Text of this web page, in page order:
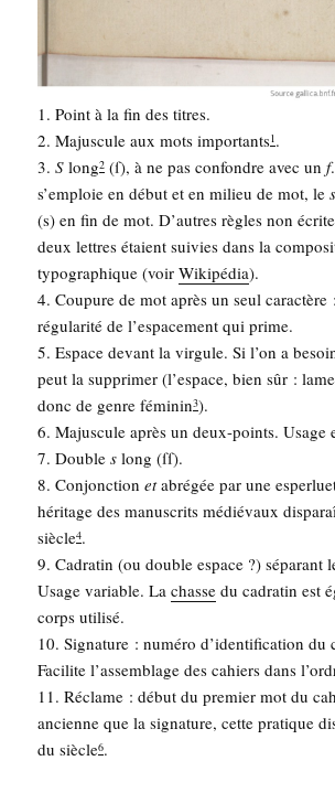
1. Point à la fin des titres.
2. Majus­cule aux mots impor­tants1.
3.S long2 (ſ), à ne pas confondre avec unf
s’emploie en début et en milieu de mot, les
(s) en fin de mot. D’autres règles non
deux lettres étaient sui­vies dans la
typo­gra­phique (voirWiki­pé­dia).
4. Cou­pure de mot après un seul carac­tère
régu­la­ri­té de l’es­pa­ce­ment qui prime.
5. Espace devant la vir­gule. Si l’on a
peut la sup­pri­mer (l’espace, bien sûr :
donc de genre fémi­nin3).
6. Majus­cule après un deux-points. Usage
7. Doubles long (ſſ).
8. Conjonc­tionetabré­gée par une
héri­tage des manus­crits médié­vaux
siècle4.
9. Cadra­tin (ou double espace ?) sépa­rant
Usage variable. Lachasse du cadra­tin est
corps uti­li­sé.
10. Signa­ture : numé­ro d’identification du
Faci­lite l’as­sem­blage des cahiers dans
11. Réclame : début du pre­mier mot du
ancienne que la signa­ture, cette pra­tique
du siècle6.